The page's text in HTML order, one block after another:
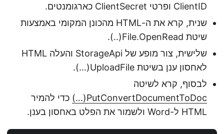
ClientID ופרטי ClientSecret כארגומנטים.
שנית, קרא את ה-HTML מהכונן המקומי באמצעות
שיטת File.OpenRead(..).
שלישית, צור מופע של StorageApi והעלה HTML
לאחסון ענן בשיטת UploadFile(…).
לבסוף, קרא לשיטה
PutConvertDocumentToDoc(…)
כדי להמיר
HTML ל-Word ולשמור את הפלט באחסון בענן.